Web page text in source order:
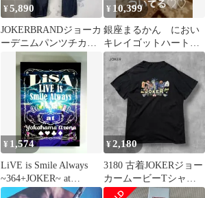
¥5,890
JOKERBRANDジョーカ
ーデニムパンツチカー
ノバギージーンズエス
テファン
¥ 10,399
銀座まるかん におい
キレイゴットハートダ
イエットJOKA青汁93包
新品
¥ 1,574
LiVE is Smile Always
~364+JOKER~ at
YOKOHAMA
¥2,180
3180 古着JOKERジョー
カームービーTシャツ
好デザインバットマン